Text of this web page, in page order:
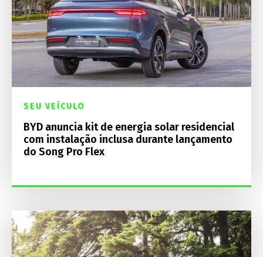
SEU VEÍCULO
BYD anuncia kit de energia solar residencial
com instalação inclusa durante lançamento
do Song Pro Flex